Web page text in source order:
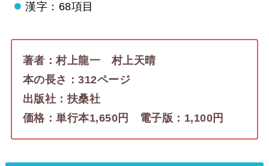
漢字：68項目
著者：村上龍一
村上天晴
本の長さ：312ページ
出版社：扶桑社
価格：単行本1,650円 電子版：1,100円